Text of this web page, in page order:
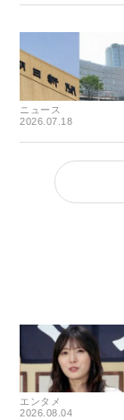
ニュース
2026.07.18
エンタメ
2026.08.04